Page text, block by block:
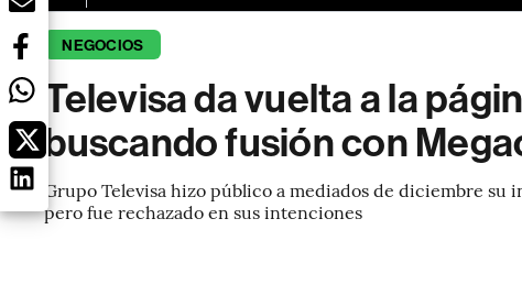
NEGOCIOS
Televisa da vuelta a la
buscando fusión con
Grupo Televisa hizo público a mediados de diciembre su
pero fue rechazado en sus intenciones